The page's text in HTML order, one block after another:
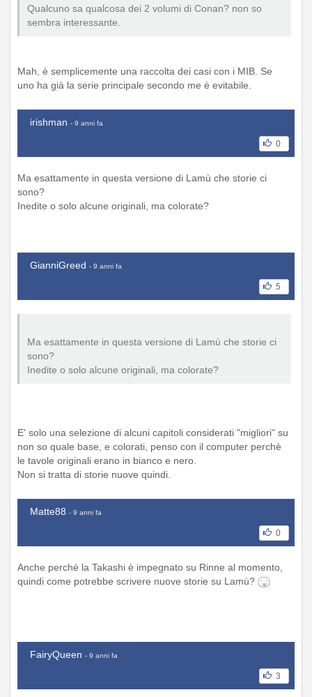
Qualcuno sa qualcosa dei 2 volumi di Conan? non so
sembra interessante.
Mah, è semplicemente una raccolta dei casi con i MIB. Se
uno ha già la serie principale secondo me è evitabile.
irishman - 9 anni fa
0
Ma esattamente in questa versione di Lamù che storie ci
sono?
Inedite o solo alcune originali, ma colorate?
GianniGreed - 9 anni fa
5
Ma esattamente in questa versione di Lamù che storie ci
sono?
Inedite o solo alcune originali, ma colorate?
E' solo una selezione di alcuni capitoli considerati "migliori" su
non so quale base, e colorati, penso con il computer perchè
le tavole originali erano in bianco e nero.
Non si tratta di storie nuove quindi.
Matte88 - 9 anni fa
0
Anche perché la Takashi è impegnato su Rinne al momento,
quindi come potrebbe scrivere nuove storie su Lamù?
FairyQueen - 9 anni fa
3